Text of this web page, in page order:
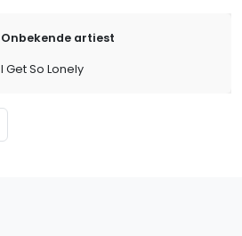
Onbekende artiest
I Get So Lonely